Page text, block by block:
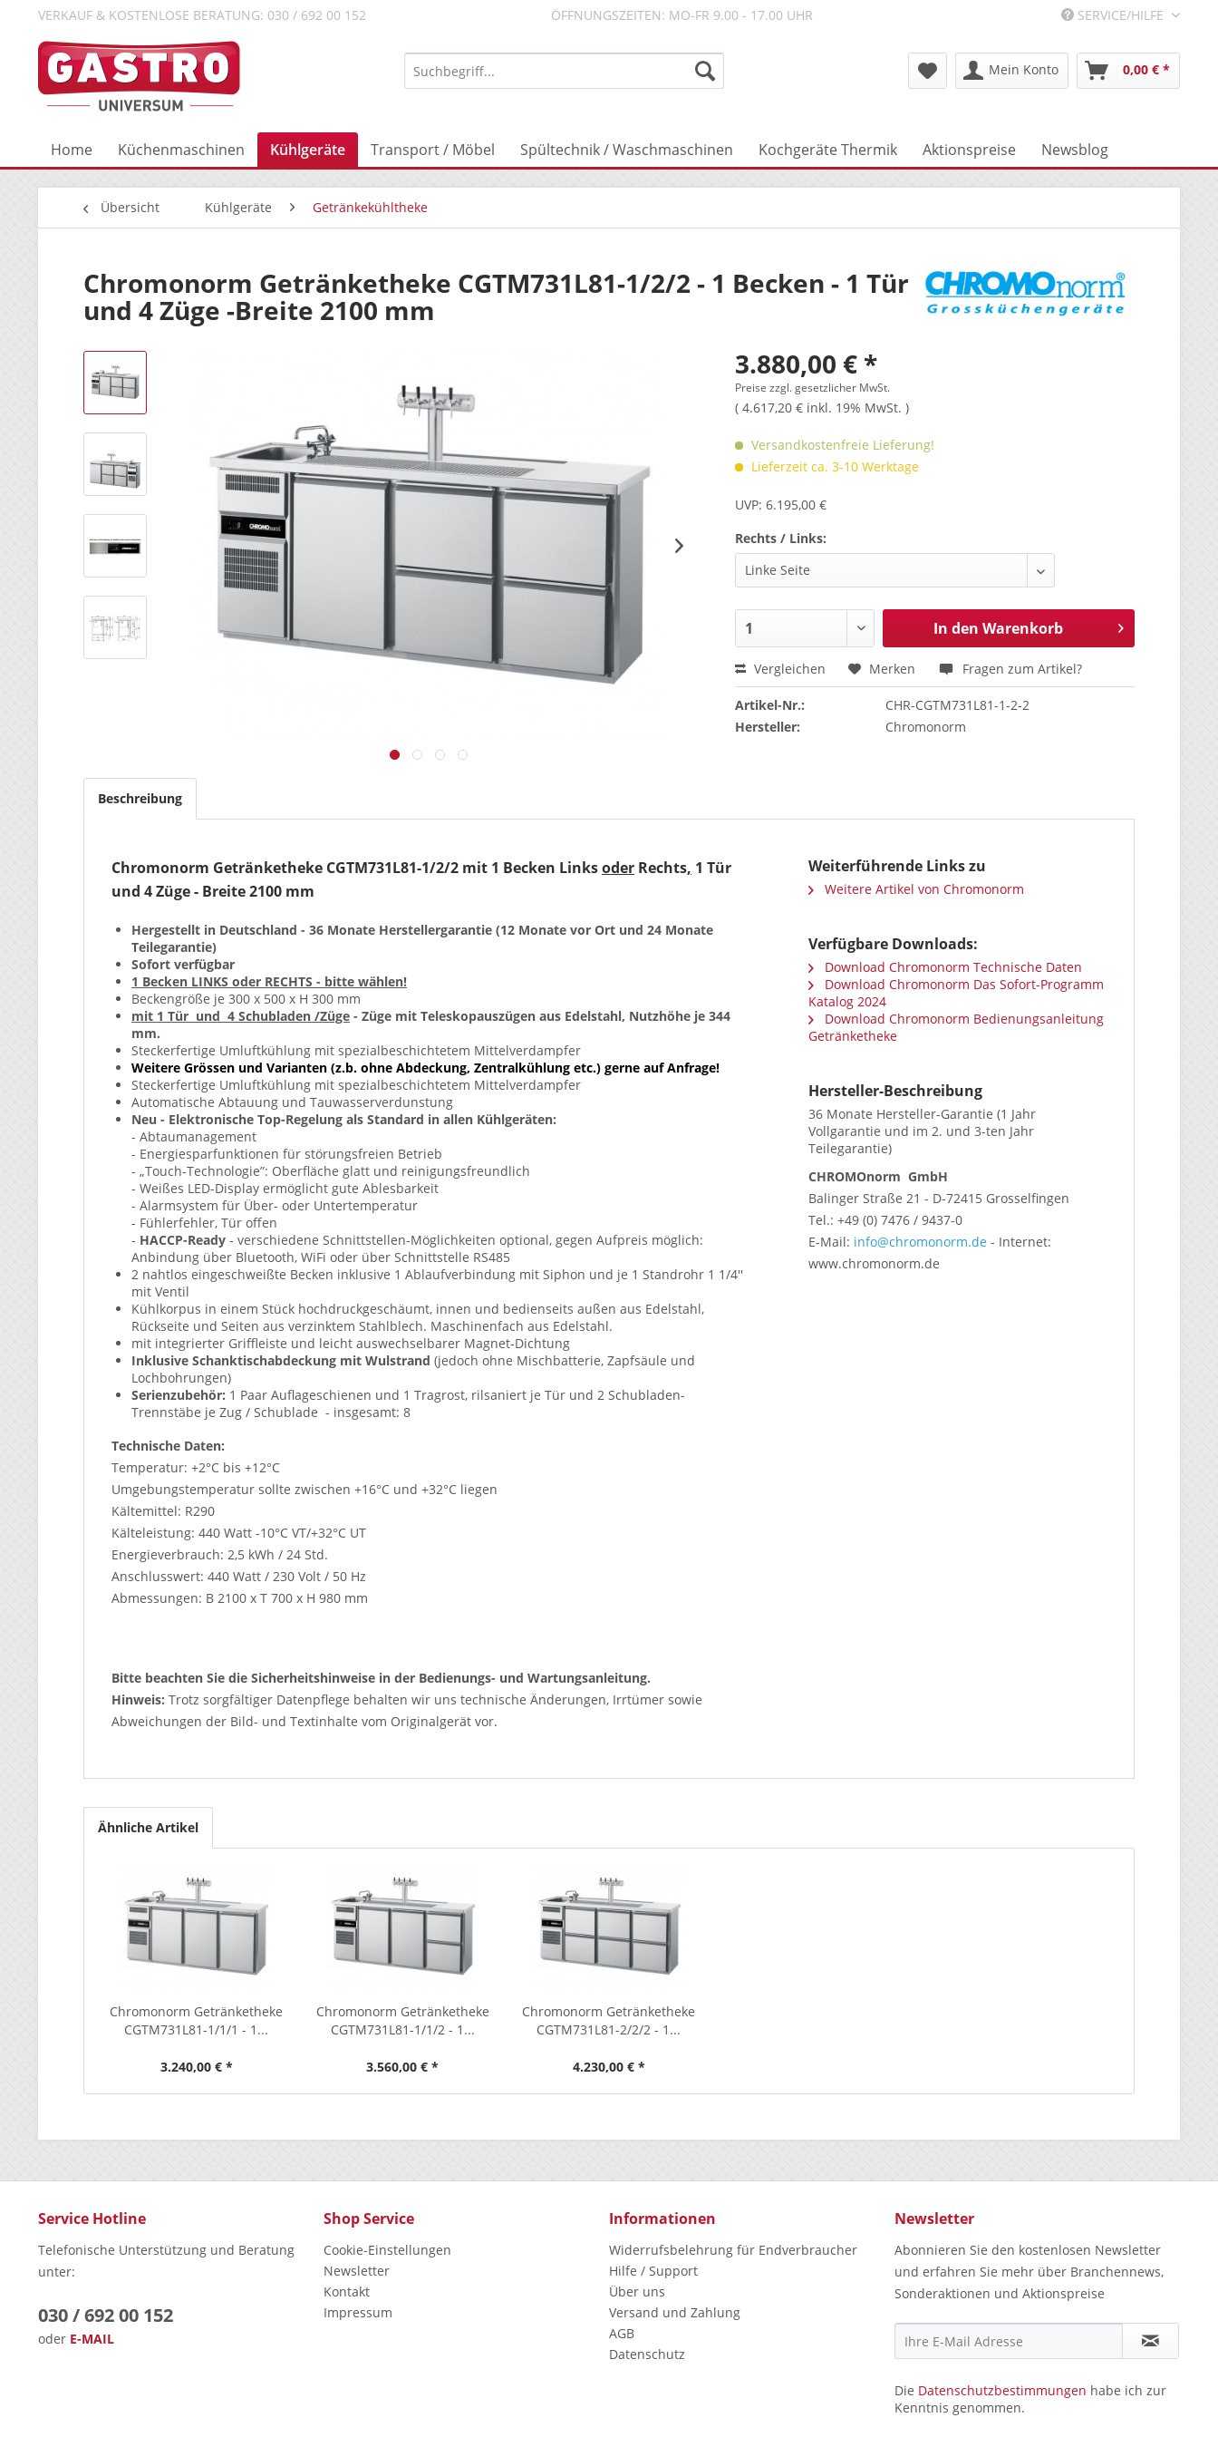
VERKAUF & KOSTENLOSE BERATUNG: 030 / 692 00 152 ÖFFNUNGSZEITEN: MO-FR 9.00 - 17.00 UHR SERVICE/HILFE
Mein Konto 0,00 € *
Home Küchenmaschinen Kühlgeräte Transport / Möbel Spültechnik / Waschmaschinen Kochgeräte Thermik Aktionspreise Newsblog
Übersicht Kühlgeräte Getränkekühltheke
Chromonorm Getränketheke CGTM731L81-1/2/2 - 1 Becken - 1 Tür
und 4 Züge -Breite 2100 mm
3.880,00 € *
Preise zzgl. gesetzlicher MwSt.
( 4.617,20 € inkl. 19% MwSt. )
Versandkostenfreie Lieferung!
Lieferzeit ca. 3-10 Werktage
UVP: 6.195,00 €
Rechts / Links:
In den Warenkorb
Vergleichen Merken Fragen zum Artikel?
Artikel-Nr.:
CHR-CGTM731L81-1-2-2
Hersteller:
Chromonorm
Beschreibung
Chromonorm Getränketheke CGTM731L81-1/2/2 mit 1 Becken Linksoder Rechts, 1 Tür
und 4 Züge - Breite 2100 mm
Hergestellt in Deutschland - 36 Monate Herstellergarantie (12 Monate vor Ort und 24 Monate
Teilegarantie)
Sofort verfügbar
1 Becken LINKS oder RECHTS - bitte wählen!
Beckengröße je 300 x 500 x H 300 mm
mit 1 Tür und 4 Schubladen /Züge - Züge mit Teleskopauszügen aus Edelstahl, Nutzhöhe je 344
mm.
Steckerfertige Umluftkühlung mit spezialbeschichtetem Mittelverdampfer
Weitere Grössen und Varianten (z.b. ohne Abdeckung, Zentralkühlung etc.) gerne aufAnfrage!
Steckerfertige Umluftkühlung mit spezialbeschichtetem Mittelverdampfer
Automatische Abtauung und Tauwasserverdunstung
Neu - Elektronische Top-Regelung als Standard in allen Kühlgeräten:
- Abtaumanagement
- Energiesparfunktionen für störungsfreien Betrieb
- „Touch-Technologie”: Oberfläche glatt und reinigungsfreundlich
- Weißes LED-Display ermöglicht gute Ablesbarkeit
- Alarmsystem für Über- oder Untertemperatur
- Fühlerfehler, Tür offen
- HACCP-Ready - verschiedene Schnittstellen-Möglichkeiten optional, gegen Aufpreis möglich:
Anbindung über Bluetooth, WiFi oder über Schnittstelle RS485
2 nahtlos eingeschweißte Becken inklusive 1 Ablaufverbindung mit Siphon und je 1 Standrohr 1 1/4''
mit Ventil
Kühlkorpus in einem Stück hochdruckgeschäumt, innen und bedienseits außen aus Edelstahl,
Rückseite und Seiten aus verzinktem Stahlblech. Maschinenfach aus Edelstahl.
mit integrierter Griffleiste und leicht auswechselbarer Magnet-Dichtung
Inklusive Schanktischabdeckung mit Wulstrand (jedoch ohne Mischbatterie, Zapfsäule und
Lochbohrungen)
Serienzubehör: 1 Paar Auflageschienen und 1 Tragrost, rilsaniert je Tür und 2 Schubladen-
Trennstäbe je Zug / Schublade - insgesamt: 8
Technische Daten:
Temperatur: +2°C bis +12°C
Umgebungstemperatur sollte zwischen +16°C und +32°C liegen
Kältemittel: R290
Kälteleistung: 440 Watt -10°C VT/+32°C UT
Energieverbrauch: 2,5 kWh / 24 Std.
Anschlusswert: 440 Watt / 230 Volt / 50 Hz
Abmessungen: B 2100 x T 700 x H 980 mm
Bitte beachten Sie die Sicherheitshinweise in der Bedienungs- und Wartungsanleitung.
Hinweis: Trotz sorgfältiger Datenpflege behalten wir uns technische Änderungen, Irrtümer sowie
Abweichungen der Bild- und Textinhalte vom Originalgerät vor.
Weiterführende Links zu
Weitere Artikel von Chromonorm
Verfügbare Downloads:
Download Chromonorm Technische Daten
Download Chromonorm Das Sofort-Programm
Katalog 2024
Download Chromonorm Bedienungsanleitung
Getränketheke
Hersteller-Beschreibung
36 Monate Hersteller-Garantie (1 Jahr
Vollgarantie und im 2. und 3-ten Jahr
Teilegarantie)
CHROMOnorm GmbH
Balinger Straße 21 - D-72415 Grosselfingen
Tel.: +49 (0) 7476 / 9437-0
E-Mail: info@chromonorm.de - Internet:
www.chromonorm.de
Ähnliche Artikel
Chromonorm Getränketheke
CGTM731L81-1/1/1 - 1...
3.240,00 € *
Chromonorm Getränketheke
CGTM731L81-1/1/2 - 1...
3.560,00 € *
Chromonorm Getränketheke
CGTM731L81-2/2/2 - 1...
4.230,00 € *
Service Hotline
Telefonische Unterstützung und Beratung
unter:
030 / 692 00 152
oder E-MAIL
Shop Service
Cookie-Einstellungen
Newsletter
Kontakt
Impressum
Informationen
Widerrufsbelehrung für Endverbraucher
Hilfe / Support
Über uns
Versand und Zahlung
AGB
Datenschutz
Newsletter
Abonnieren Sie den kostenlosen Newsletter
und erfahren Sie mehr über Branchennews,
Sonderaktionen und Aktionspreise
Die Datenschutzbestimmungen habe ich zur
Kenntnis genommen.